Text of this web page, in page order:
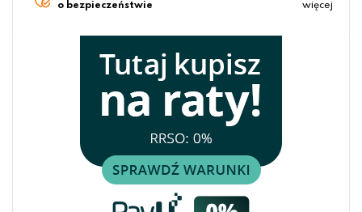
o bezpieczeństwie
więcej